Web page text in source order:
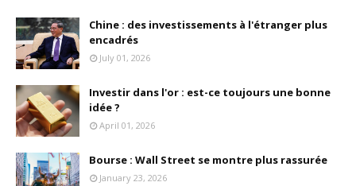
Chine : des investissements à l'étranger plus
encadrés
July 01, 2026
Investir dans l'or : est-ce toujours une bonne
idée ?
April 01, 2026
Bourse : Wall Street se montre plus rassurée
January 23, 2026